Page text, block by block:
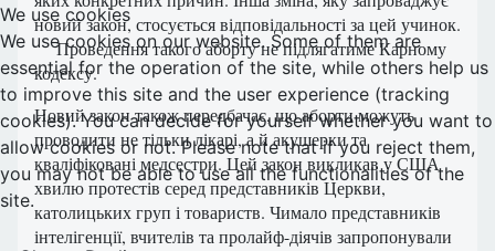
новий закон, стосується відповідальності за цей учинок.
Проведення такого аборту не підлягатиме Карному
кодексу.
Новий закон також передбачає, що аборти можуть
проводити не тільки лікарі, а й акушерки та
кваліфіковані медсестри. Цей закон викликав у США
хвилю протестів серед представників Церкви,
католицьких груп і товариств. Чимало представників
інтелігенції, вчителів та пролайф-діячів запропонували
We use cookies
We use cookies on our website. Some of them are
essential for the operation of the site, while others help us
to improve this site and the user experience (tracking
cookies). You can decide for yourself whether you want to
allow cookies or not. Please note that if you reject them,
you may not be able to use all the functionalities of the
site.